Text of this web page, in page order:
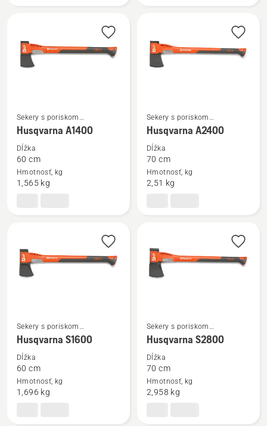
Zobraziť
viac
podrobností
Husqvarna
Sekery s poriskom
z kompozitného materiálu
Husqvarna A1400
Dĺžka
60 cm
Hmotnosť, kg
1,565 kg
Zobraziť
viac
podrobností
Husqvarna
Sekery s poriskom
z kompozitného materiálu
Husqvarna A2400
Dĺžka
70 cm
Hmotnosť, kg
2,51 kg
Zobraziť
viac
podrobností
Husqvarna
Sekery s poriskom
z kompozitného materiálu
Husqvarna S1600
Dĺžka
60 cm
Hmotnosť, kg
1,696 kg
Zobraziť
viac
podrobností
Husqvarna
Sekery s poriskom
z kompozitného materiálu
Husqvarna S2800
Dĺžka
70 cm
Hmotnosť, kg
2,958 kg